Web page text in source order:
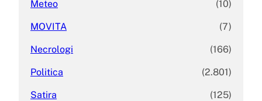
Meteo (10)
MOVITA (7)
Necrologi (166)
Politica (2.801)
Satira (125)